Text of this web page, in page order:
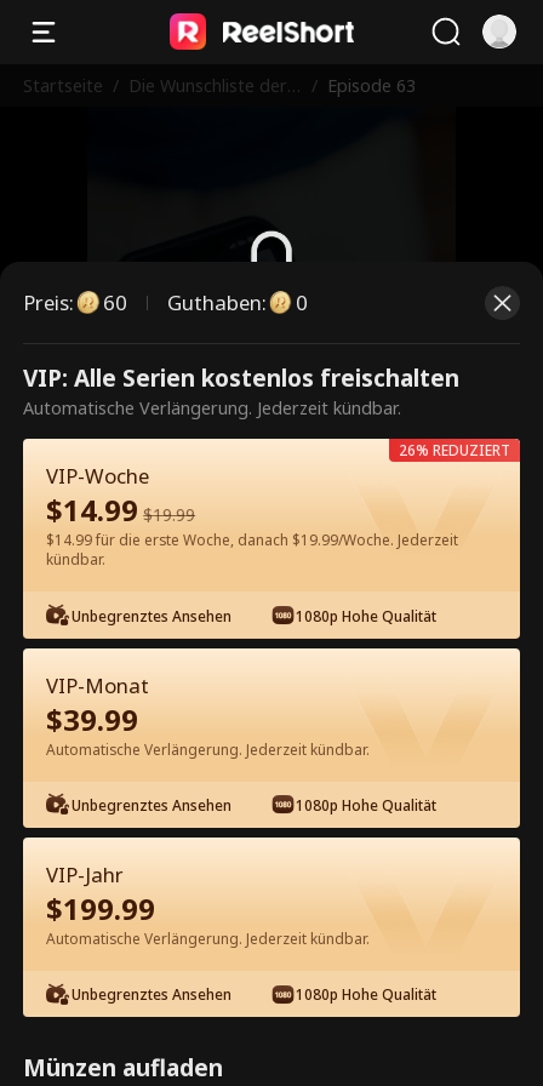
Startseite / Die Wunschliste der J
/ Episode 63
Dies ist eine kostenpflichtige
Episode. Bitte entsperren, um
weiterzusehen.
60Jetzt entsperren
Kostenlos in der App ansehen
Episode 63 - Die Wunschliste der
Jungfrau Kompletter Film
1-50 51-82
63 64 66 67
Preis: 60 Guthaben: 0
VIP: Alle Serien kostenlos freischalten
Automatische Verlängerung. Jederzeit kündbar.
VIP-Woche
$14.99 $19.99
$14.99 für die erste Woche, danach $19.99/Woche. Jederzeit
kündbar.
Unbegrenztes Ansehen 1080p Hohe Qualität
26% REDUZIERT
VIP-Monat
$39.99
Automatische Verlängerung. Jederzeit kündbar.
Unbegrenztes Ansehen 1080p Hohe Qualität
VIP-Jahr
$199.99
Automatische Verlängerung. Jederzeit kündbar.
Unbegrenztes Ansehen 1080p Hohe Qualität
Münzen aufladen